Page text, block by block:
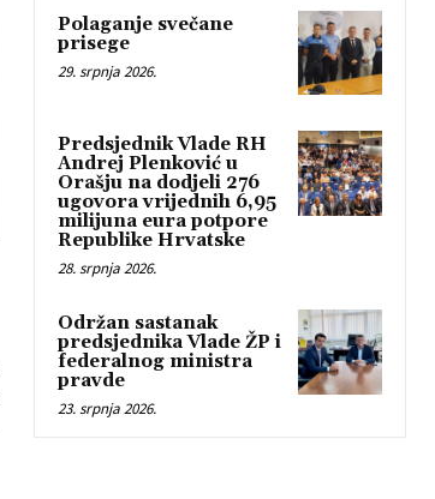
Polaganje svečane
prisege
29. srpnja 2026.
Predsjednik Vlade RH
Andrej Plenković u
Orašju na dodjeli 276
ugovora vrijednih 6,95
milijuna eura potpore
Republike Hrvatske
28. srpnja 2026.
Održan sastanak
predsjednika Vlade ŽP i
federalnog ministra
pravde
23. srpnja 2026.